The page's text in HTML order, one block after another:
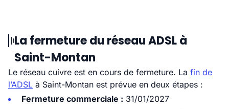
La fermeture du réseau ADSL à
Saint-Montan
Le réseau cuivre est en cours de fermeture. La fin de
l’ADSL à Saint-Montan est prévue en deux étapes :
Fermeture commerciale : 31/01/2027